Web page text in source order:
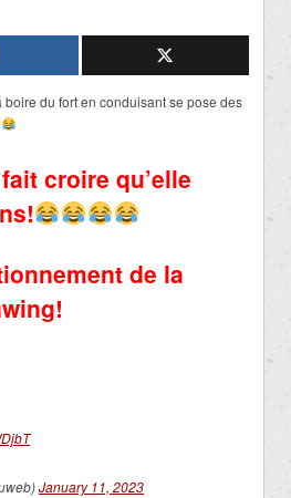
boire du fort en conduisant se pose des
croire qu’elle
de la
January 11, 2023